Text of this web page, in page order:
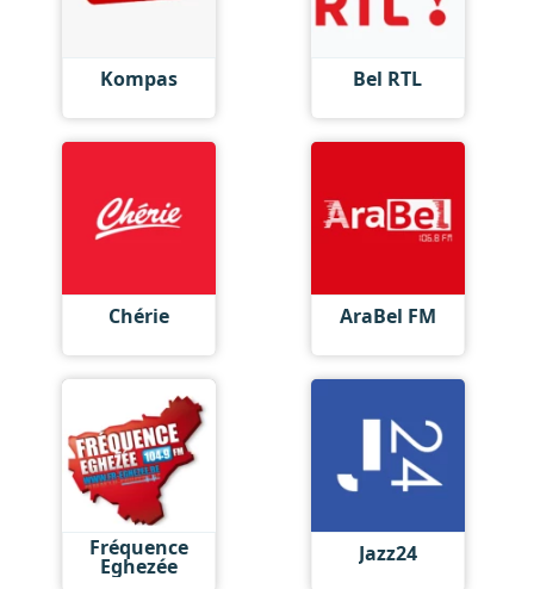
Kompas Bel RTL
Chérie AraBel FM
Fréquence
Eghezée Jazz24